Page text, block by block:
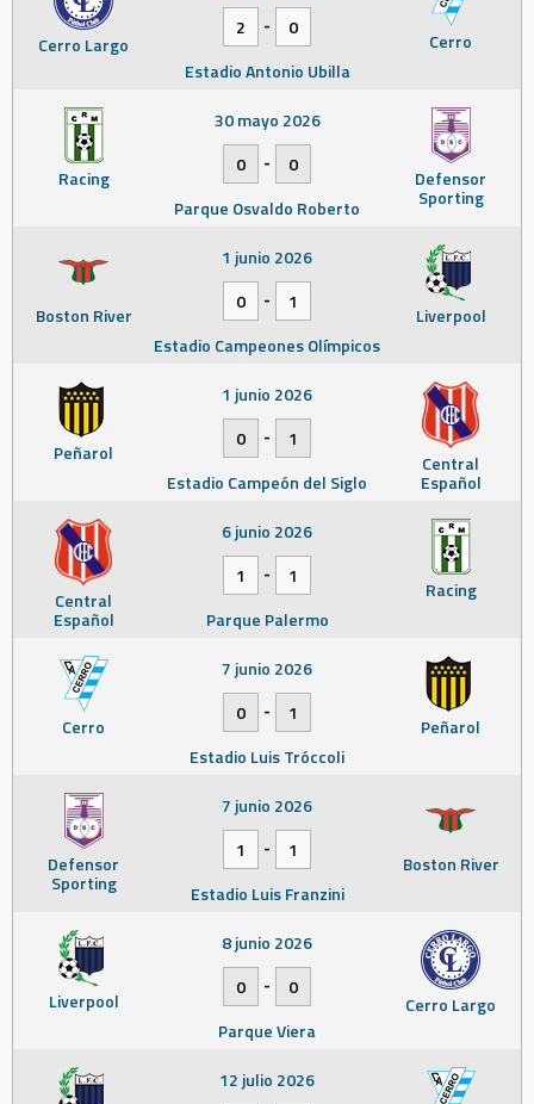
Cerro Largo Cerro
2
-
0
Estadio Antonio Ubilla
Racing Defensor
Sporting
30 mayo 2026
0
-
0
Parque Osvaldo Roberto
Boston River Liverpool
1 junio 2026
0
-
1
Estadio Campeones Olímpicos
Peñarol Central
Español
1 junio 2026
0
-
1
Estadio Campeón del Siglo
Central
Español
Racing
6 junio 2026
1
-
1
Parque Palermo
Cerro Peñarol
7 junio 2026
0
-
1
Estadio Luis Tróccoli
Defensor
Sporting
Boston River
7 junio 2026
1
-
1
Estadio Luis Franzini
Liverpool Cerro Largo
8 junio 2026
0
-
0
Parque Viera
12 julio 2026